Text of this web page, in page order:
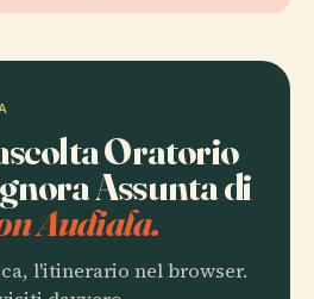
Oratorio
Assunta di
Audiala.
l'itinerario nel browser.